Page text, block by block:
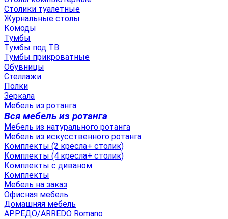
Столики туалетные
Журнальные столы
Комоды
Тумбы
Тумбы под ТВ
Тумбы прикроватные
Обувницы
Стеллажи
Полки
Зеркала
Мебель из ротанга
Вся мебель из ротанга
Мебель из натурального ротанга
Мебель из искусственного ротанга
Комплекты (2 кресла+ столик)
Комплекты (4 кресла+ столик)
Комплекты с диваном
Комплекты
Мебель на заказ
Офисная мебель
Домашняя мебель
АРРЕДО/ARREDO Romano